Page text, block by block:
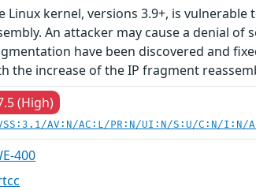
Linux kernel, versions 3.9+, is
An attacker may cause a denial
have been discovered and
the increase of the IP fragment
(High)
AV:N/AC:L/PR:N/UI:N/S:U/C:N/I:N/
400